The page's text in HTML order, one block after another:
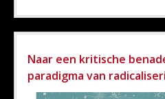
Naar een kritische
paradigma van